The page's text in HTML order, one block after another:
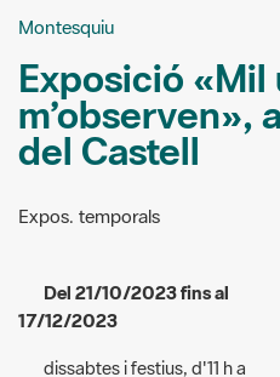
m’observen»,
del Castell
Expos. temporals
Del 21/10/2023 fins al
17/12/2023
dissabtes i festius, d'11 h a
14 h
Accés: gratuït